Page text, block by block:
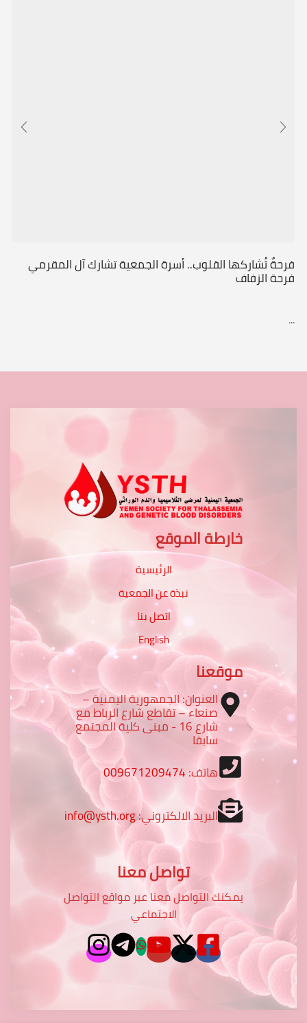
فرحةٌ تُشاركها القلوب.. أسرة الجمعية تشارك آل المقرمي
فرحة الزفاف
...
خارطة الموقع
الرئيسية
نبذة عن الجمعية
اتصل بنا
English
موقعنا
العنوان: الجمهورية اليمنية –
صنعاء – تقاطع شارع الرباط مع
شارع 16 - مبنى كلية المجتمع
سابقا
هاتف:009671209474
البريد الالكتروني:info@ysth.org
تواصل معنا
يمكنك التواصل معنا عبر مواقع التواصل
الاجتماعي